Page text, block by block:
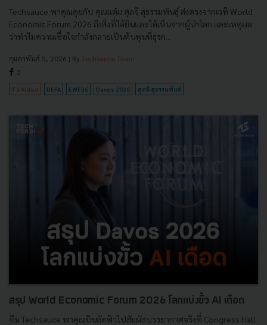
Techsauce พาคุณคุยกับ คุณแต๋ม ศุภจี สุธรรมพันธุ์ ส่งตรงจากเวที World
Economic Forum 2026 ถึงสิ่งที่ได้ยินและได้เห็นจากผู้นำโลก และเหตุผล
ว่าทำไมความเชื่อใจกำลังกลายเป็นต้นทุนที่ธุรก...
กุมภาพันธ์ 5, 2026 | By Techsauce Team
0
TS Video DEFA EWF26 Davos 2026 ศุภจี-สุธรรมพันธ์
สรุป World Economic Forum 2026 โลกแบ่งขั้ว AI เดือด
ทีม Techsauce พาคุณบินลัดฟ้าไปสัมผัสบรรยากาศจริงที่ Congress Hall